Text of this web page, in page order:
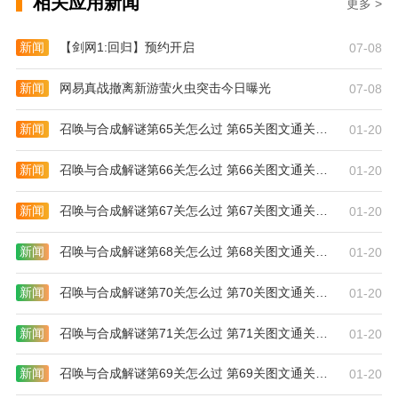
更多 >
新闻 【剑网1:回归】预约开启 07-08
新闻 网易真战撤离新游萤火虫突击今日曝光 07-08
新闻 召唤与合成解谜第65关怎么过 第65关图文通关攻略 01-20
新闻 召唤与合成解谜第66关怎么过 第66关图文通关攻略 01-20
新闻 召唤与合成解谜第67关怎么过 第67关图文通关攻略 01-20
新闻 召唤与合成解谜第68关怎么过 第68关图文通关攻略 01-20
新闻 召唤与合成解谜第70关怎么过 第70关图文通关攻略 01-20
新闻 召唤与合成解谜第71关怎么过 第71关图文通关攻略 01-20
新闻 召唤与合成解谜第69关怎么过 第69关图文通关攻略 01-20